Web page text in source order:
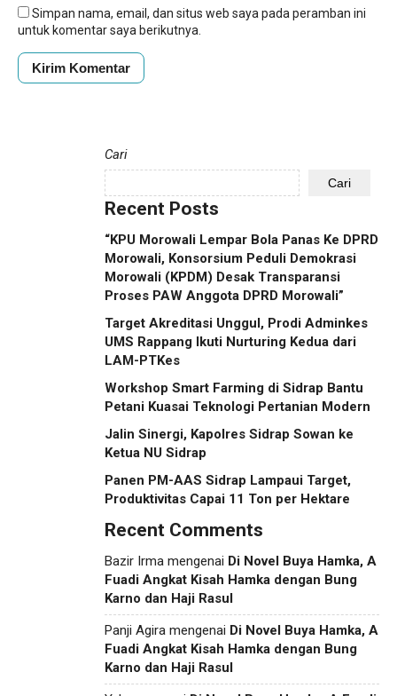
Simpan nama, email, dan situs web saya pada peramban ini
untuk komentar saya berikutnya.
Cari
Cari
Recent Posts
“KPU Morowali Lempar Bola Panas Ke DPRD
Morowali, Konsorsium Peduli Demokrasi
Morowali (KPDM) Desak Transparansi
Proses PAW Anggota DPRD Morowali”
Target Akreditasi Unggul, Prodi Adminkes
UMS Rappang Ikuti Nurturing Kedua dari
LAM-PTKes
Workshop Smart Farming di Sidrap Bantu
Petani Kuasai Teknologi Pertanian Modern
Jalin Sinergi, Kapolres Sidrap Sowan ke
Ketua NU Sidrap
Panen PM-AAS Sidrap Lampaui Target,
Produktivitas Capai 11 Ton per Hektare
Recent Comments
Bazir Irma mengenai Di Novel Buya Hamka, A
Fuadi Angkat Kisah Hamka dengan Bung
Karno dan Haji Rasul
Panji Agira mengenai Di Novel Buya Hamka, A
Fuadi Angkat Kisah Hamka dengan Bung
Karno dan Haji Rasul